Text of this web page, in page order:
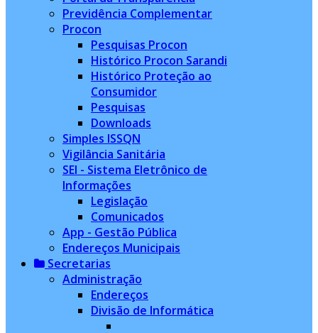
Previdência Complementar
Procon
Pesquisas Procon
Histórico Procon Sarandi
Histórico Proteção ao
Consumidor
Pesquisas
Downloads
Simples ISSQN
Vigilância Sanitária
SEI - Sistema Eletrônico de
Informações
Legislação
Comunicados
App - Gestão Pública
Endereços Municipais
Secretarias
Administração
Endereços
Divisão de Informática